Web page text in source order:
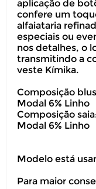
aplicação de
confere um
alfaiataria
especiais ou
nos detalhes, o
transmitindo a
veste Kímika.
Composição
Modal 6% Linho
Composição
Modal 6% Linho
Modelo está
Para maior